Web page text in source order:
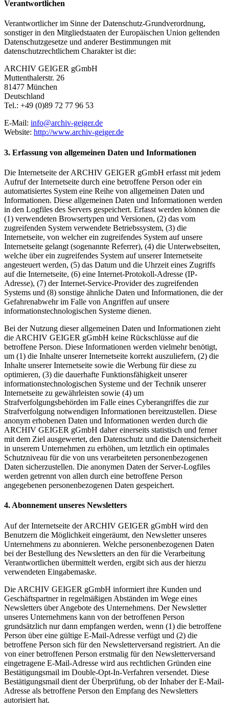
Verantwortlichen
Verantwortlicher im Sinne der Datenschutz-Grundverordnung,
sonstiger in den Mitgliedstaaten der Europäischen Union geltenden
Datenschutzgesetze und anderer Bestimmungen mit
datenschutzrechtlichem Charakter ist die:
ARCHIV GEIGER gGmbH
Muttenthalerstr. 26
81477 München
Deutschland
Tel.: +49 (0)89 72 77 96 53
E-Mail: info@archiv-geiger.de
Website: http://www.archiv-geiger.de
3. Erfassung von allgemeinen Daten und Informationen
Die Internetseite der ARCHIV GEIGER gGmbH erfasst mit jedem
Aufruf der Internetseite durch eine betroffene Person oder ein
automatisiertes System eine Reihe von allgemeinen Daten und
Informationen. Diese allgemeinen Daten und Informationen werden
in den Logfiles des Servers gespeichert. Erfasst werden können die
(1) verwendeten Browsertypen und Versionen, (2) das vom
zugreifenden System verwendete Betriebssystem, (3) die
Internetseite, von welcher ein zugreifendes System auf unsere
Internetseite gelangt (sogenannte Referrer), (4) die Unterwebseiten,
welche über ein zugreifendes System auf unserer Internetseite
angesteuert werden, (5) das Datum und die Uhrzeit eines Zugriffs
auf die Internetseite, (6) eine Internet-Protokoll-Adresse (IP-
Adresse), (7) der Internet-Service-Provider des zugreifenden
Systems und (8) sonstige ähnliche Daten und Informationen, die der
Gefahrenabwehr im Falle von Angriffen auf unsere
informationstechnologischen Systeme dienen.
Bei der Nutzung dieser allgemeinen Daten und Informationen zieht
die ARCHIV GEIGER gGmbH keine Rückschlüsse auf die
betroffene Person. Diese Informationen werden vielmehr benötigt,
um (1) die Inhalte unserer Internetseite korrekt auszuliefern, (2) die
Inhalte unserer Internetseite sowie die Werbung für diese zu
optimieren, (3) die dauerhafte Funktionsfähigkeit unserer
informationstechnologischen Systeme und der Technik unserer
Internetseite zu gewährleisten sowie (4) um
Strafverfolgungsbehörden im Falle eines Cyberangriffes die zur
Strafverfolgung notwendigen Informationen bereitzustellen. Diese
anonym erhobenen Daten und Informationen werden durch die
ARCHIV GEIGER gGmbH daher einerseits statistisch und ferner
mit dem Ziel ausgewertet, den Datenschutz und die Datensicherheit
in unserem Unternehmen zu erhöhen, um letztlich ein optimales
Schutzniveau für die von uns verarbeiteten personenbezogenen
Daten sicherzustellen. Die anonymen Daten der Server-Logfiles
werden getrennt von allen durch eine betroffene Person
angegebenen personenbezogenen Daten gespeichert.
4. Abonnement unseres Newsletters
Auf der Internetseite der ARCHIV GEIGER gGmbH wird den
Benutzern die Möglichkeit eingeräumt, den Newsletter unseres
Unternehmens zu abonnieren. Welche personenbezogenen Daten
bei der Bestellung des Newsletters an den für die Verarbeitung
Verantwortlichen übermittelt werden, ergibt sich aus der hierzu
verwendeten Eingabemaske.
Die ARCHIV GEIGER gGmbH informiert ihre Kunden und
Geschäftspartner in regelmäßigen Abständen im Wege eines
Newsletters über Angebote des Unternehmens. Der Newsletter
unseres Unternehmens kann von der betroffenen Person
grundsätzlich nur dann empfangen werden, wenn (1) die betroffene
Person über eine gültige E-Mail-Adresse verfügt und (2) die
betroffene Person sich für den Newsletterversand registriert. An die
von einer betroffenen Person erstmalig für den Newsletterversand
eingetragene E-Mail-Adresse wird aus rechtlichen Gründen eine
Bestätigungsmail im Double-Opt-In-Verfahren versendet. Diese
Bestätigungsmail dient der Überprüfung, ob der Inhaber der E-Mail-
Adresse als betroffene Person den Empfang des Newsletters
autorisiert hat.